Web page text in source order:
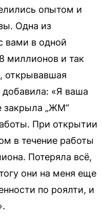
опытом и
Одна из
вами в одной
миллионов и так
открывавшая
«Я ваша
закрыла „ЖМ“
При открытии
в течение работы
Потеряла всё,
они на меня еще
по роялти, и